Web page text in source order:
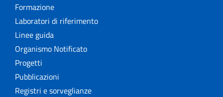
Formazione
Laboratori di riferimento
Linee guida
Organismo Notificato
Progetti
Pubblicazioni
Registri e sorveglianze